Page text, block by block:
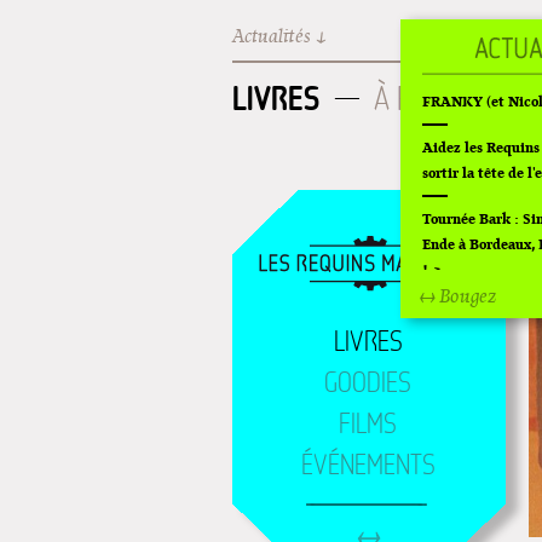
Actualités Les
LIVRES À PARAITRE
LIVRES
GOODIES
FILMS
ÉVÉNEMENTS
↔ Bougez
FRANKY (et
Aidez les
sortir la tête de
Tournée Bark :
Ende à
!
Off Of Off
Superette de noël
L'exposition de
Lancements de
Cardon